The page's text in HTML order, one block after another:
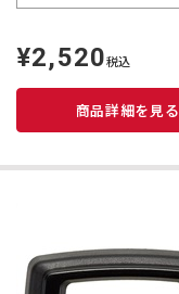
定
価
¥2,520税込
商品詳細を見る